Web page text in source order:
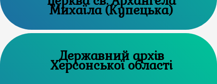
Михаїла (Купецька)
Державний архів
Херсонської області